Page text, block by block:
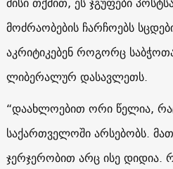
მოძრაობების ჩარჩოებს
აკრიტიკებენ როგორც
ლიბერალურ დასავლეთს.
“დაახლოებით ორი წელია,
საქართველოში არსებობს.
ჯერჯერობით არც ისე